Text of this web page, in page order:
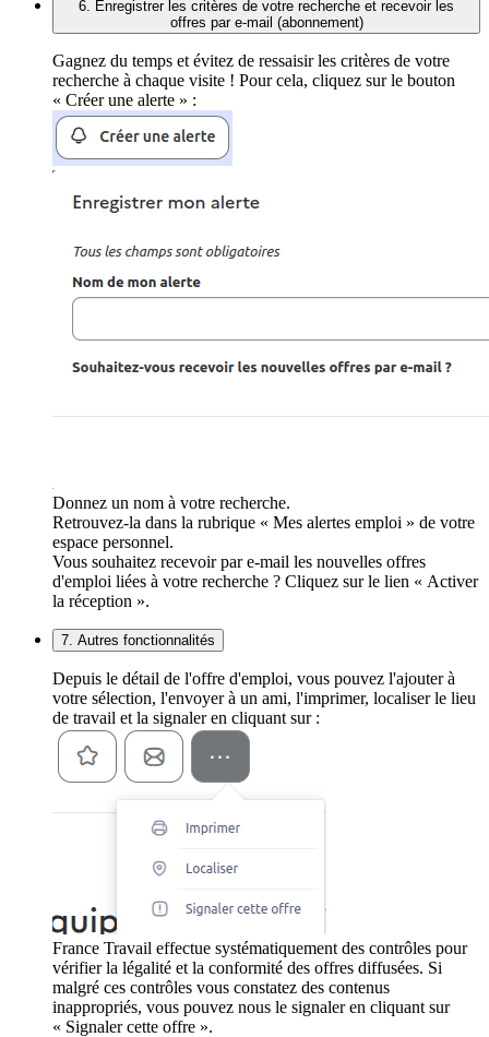
6. Enregistrer les critères de votre recherche et recevoir les
offres par e-mail (abonnement)
Gagnez du temps et évitez de ressaisir les critères de votre
recherche à chaque visite ! Pour cela, cliquez sur le bouton
« Créer une alerte » :
Donnez un nom à votre recherche.
Retrouvez-la dans la rubrique « Mes alertes emploi » de votre
espace personnel.
Vous souhaitez recevoir par e-mail les nouvelles offres
d'emploi liées à votre recherche ? Cliquez sur le lien « Activer
la réception ».
7. Autres fonctionnalités
Depuis le détail de l'offre d'emploi, vous pouvez l'ajouter à
votre sélection, l'envoyer à un ami, l'imprimer, localiser le lieu
de travail et la signaler en cliquant sur :
France Travail effectue systématiquement des contrôles pour
vérifier la légalité et la conformité des offres diffusées. Si
malgré ces contrôles vous constatez des contenus
inappropriés, vous pouvez nous le signaler en cliquant sur
« Signaler cette offre ».